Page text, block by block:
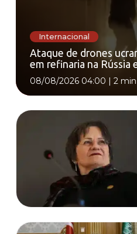
Internacional
Ataque de drones
em refinaria na Rússia
08/08/2026 04:00 | 2 min